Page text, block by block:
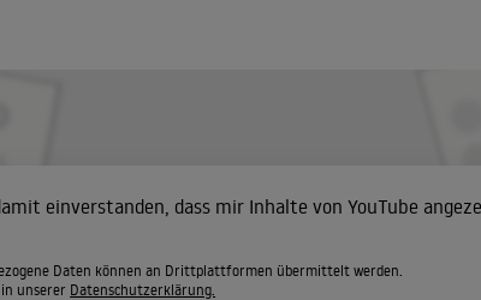
einverstanden, dass mir Inhalte von YouTube
Daten können an Drittplattformen übermittelt werden.
unserer Datenschutzerklärung.